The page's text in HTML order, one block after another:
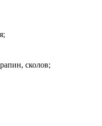
сколов;